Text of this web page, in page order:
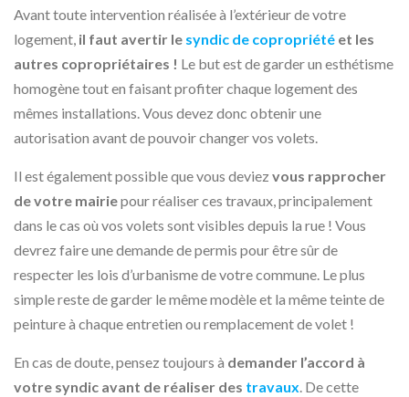
Avant toute intervention réalisée à l’extérieur de votre
logement, il faut avertir le syndic de copropriété et les
autres copropriétaires ! Le but est de garder un esthétisme
homogène tout en faisant profiter chaque logement des
mêmes installations. Vous devez donc obtenir une
autorisation avant de pouvoir changer vos volets.
Il est également possible que vous deviez vous rapprocher
de votre mairiepour réaliser ces travaux, principalement
dans le cas où vos volets sont visibles depuis la rue ! Vous
devrez faire une demande de permis pour être sûr de
respecter les lois d’urbanisme de votre commune. Le plus
simple reste de garder le même modèle et la même teinte de
peinture à chaque entretien ou remplacement de volet !
En cas de doute, pensez toujours à demander l’accord à
votre syndic avant de réaliser des travaux. De cette